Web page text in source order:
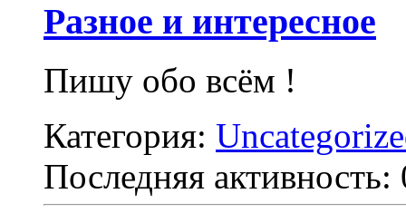
Разное и интересное
Пишу обо всём !
Категория:
Последняя